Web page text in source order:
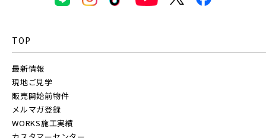
JR
JR京浜東北線
TOP
最新情報
現地ご見学
販売開始前物件
メルマガ登録
WORKS施工実績